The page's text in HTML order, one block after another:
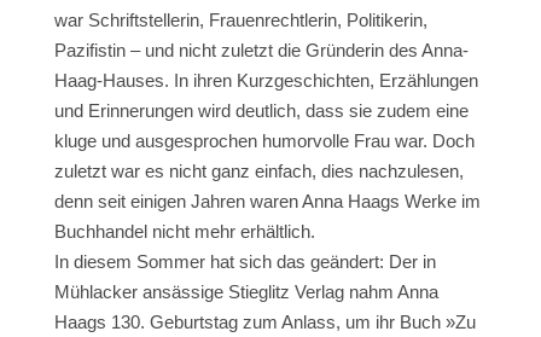
war Schriftstellerin, Frauenrechtlerin, Politikerin,
Pazifistin – und nicht zuletzt die Gründerin des Anna-
Haag-Hauses. In ihren Kurzgeschichten, Erzählungen
und Erinnerungen wird deutlich, dass sie zudem eine
kluge und ausgesprochen humorvolle Frau war. Doch
zuletzt war es nicht ganz einfach, dies nachzulesen,
denn seit einigen Jahren waren Anna Haags Werke im
Buchhandel nicht mehr erhältlich.
In diesem Sommer hat sich das geändert: Der in
Mühlacker ansässige Stieglitz Verlag nahm Anna
Haags 130. Geburtstag zum Anlass, um ihr Buch »Zu